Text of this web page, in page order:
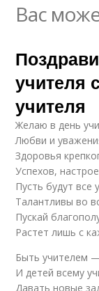
Вас
учителя
учителя
Желаю в день
Любви и
Здоровья
Успехов,
Пусть будут все
Талантливы во
Пускай
Растет лишь с
Быть учителем
И детей всему
Давать новые